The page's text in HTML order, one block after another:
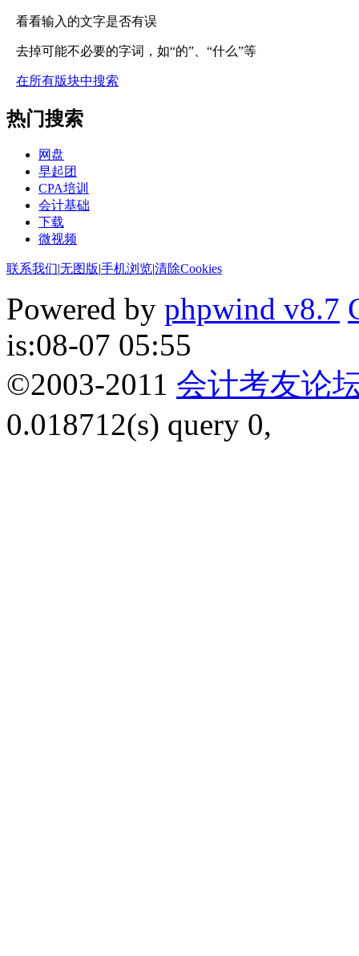
看看输入的文字是否有误
去掉可能不必要的字词，如“的”、“什么”等
在所有版块中搜索
热门搜索
网盘
早起团
CPA培训
会计基础
下载
微视频
联系我们|无图版|手机浏览|清除Cookies
Powered by phpwind v8.7
is:08-07 05:55
©2003-2011 会计考友论
0.018712(s) query 0,